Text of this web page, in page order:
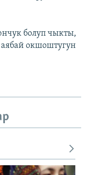
болуп чыкты,
окшоштугун